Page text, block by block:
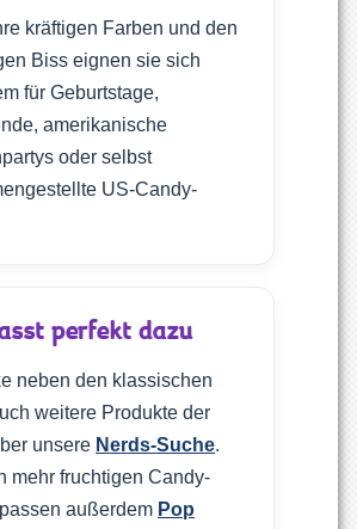
kräftigen Farben und den
Biss eignen sie sich
für Geburtstage,
amerikanische
oder selbst
US-Candy-
perfekt dazu
neben den klassischen
weitere Produkte der
unsere Nerds-Suche.
mehr fruchtigen Candy-
außerdem Pop